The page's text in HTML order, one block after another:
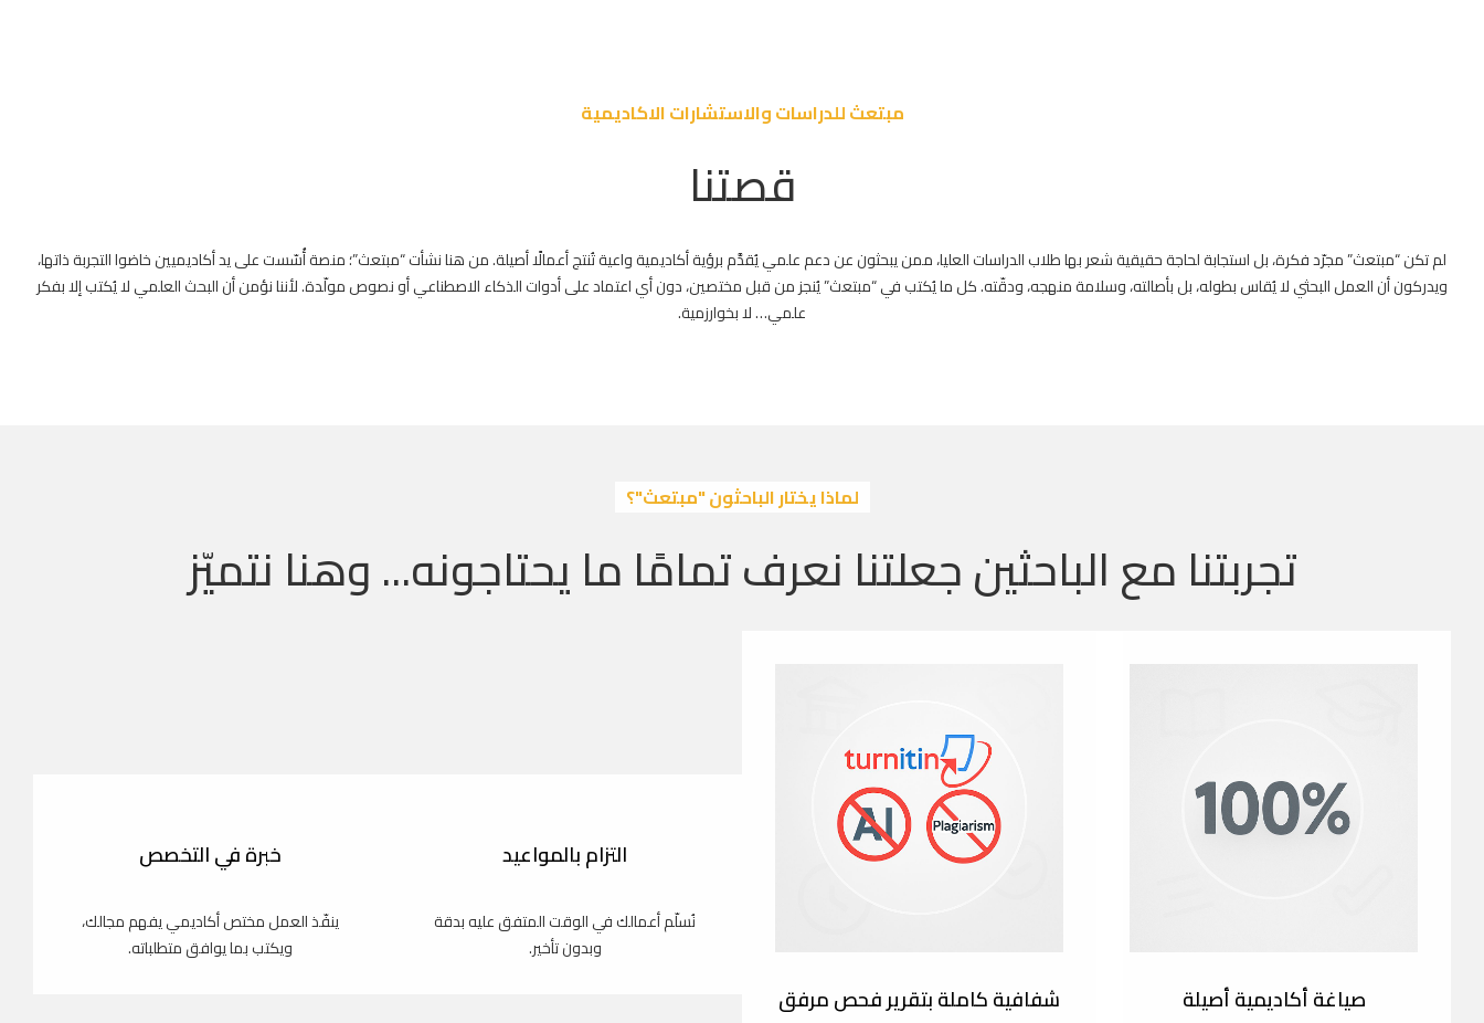
مبتعث للدراسات والاستشارات الاكاديمية
قصتنا
لم تكن “مبتعث” مجرّد فكرة، بل استجابة لحاجة حقيقية شعر بها طلاب الدراسات العليا، ممن يبحثون عن دعم علمي يُقدَّم برؤية أكاديمية واعية تُنتج أعمالًا أصيلة. من هنا نشأت “مبتعث”؛ منصة أُسّست على يد أكاديميين خاضوا التجربة ذاتها،
ويدركون أن العمل البحثي لا يُقاس بطوله، بل بأصالته، وسلامة منهجه، ودقّته. كل ما يُكتب في “مبتعث” يُنجز من قبل مختصين، دون أي اعتماد على أدوات الذكاء الاصطناعي أو نصوص مولّدة. لأننا نؤمن أن البحث العلمي لا يُكتب إلا بفكر
علمي… لا بخوارزمية.
لماذا يختار الباحثون "مبتعث"؟
تجربتنا مع الباحثين جعلتنا نعرف تمامًا ما يحتاجونه... وهنا نتميّز
صياغة أكاديمية أصيلة شفافية كاملة بتقرير فحص مرفق
التزام بالمواعيد
نُسلّم أعمالك في الوقت المتفق عليه بدقة
وبدون تأخير.
خبرة في التخصص
ينفّذ العمل مختص أكاديمي يفهم مجالك،
ويكتب بما يوافق متطلباته.